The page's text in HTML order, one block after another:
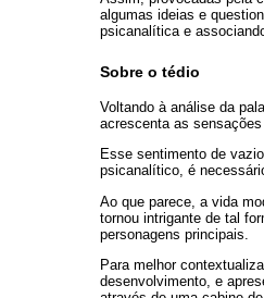
algumas ideias e
psicanalítica e
Sobre o tédio
Voltando à análise da
acrescenta as
Esse sentimento de
psicanalítico, é
Ao que parece, a vida
tornou intrigante de tal
personagens principais.
Para melhor
desenvolvimento, e